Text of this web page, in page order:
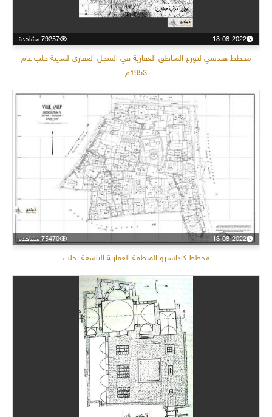
13-08-2022 79257 مشاهدة
مخطط هندسي لتوزع المناطق العقارية في السجل العقاري لمدينة حلب عام
1953م
13-08-2022 75470 مشاهدة
مخطط كاداسترو المنطقة العقارية التاسعة بحلب